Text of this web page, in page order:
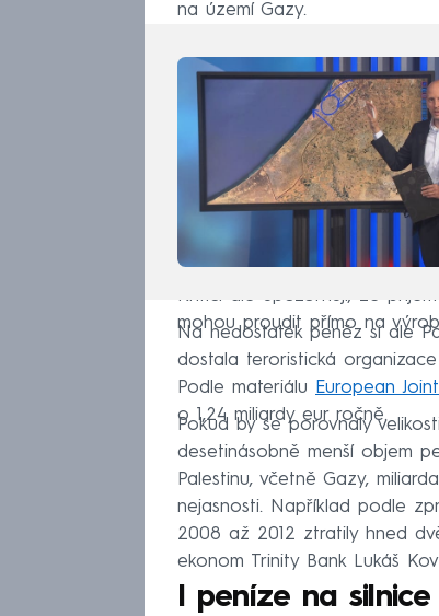
na území Gazy.
Kritici ale upozorňují, že
mohou proudit přímo na
Na nedostatek peněz si ale
dostala teroristická
Podle materiálu
European
o 1,24 miliardy eur ročně.
Pokud by se porovnaly
desetinásobně menší objem
Palestinu, včetně Gazy,
nejasnosti. Například podle
2008 až 2012 ztratily hned
ekonom Trinity Bank Lukáš
I peníze na